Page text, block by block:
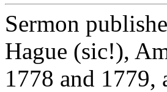
Sermon
Hague (sic!),
1778 and